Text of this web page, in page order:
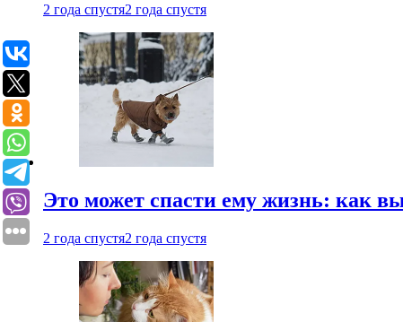
2 года спустя2 года спустя
Это может спасти ему жизнь: как
2 года спустя2 года спустя